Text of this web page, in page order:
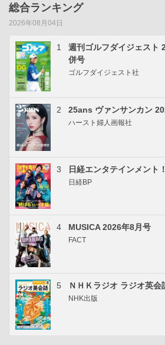
総合ランキング
2026年08月04日
1
週刊ゴルフダイジェスト
併号
ゴルフダイジェスト社
2 25ans ヴァンサンカン
ハースト婦人画報社
3 日経エンタテインメント
日経BP
4 MUSICA 2026年8月号
FACT
5 ＮＨＫラジオ ラジオ英
NHK出版